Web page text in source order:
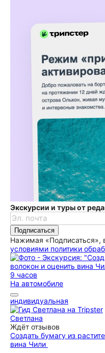
Экскурсии и туры от
Подписаться
Нажимая «Подписаться»,
условиями политики
9 часов
На автомобиле
индивидуальная
Светлана
Ждёт отзывов
Создать бумагу из
вина Чили